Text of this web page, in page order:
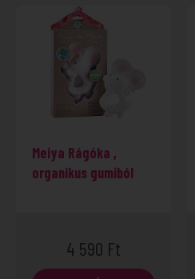
Meiya Rágóka ,
organikus gumiból
4 590 Ft